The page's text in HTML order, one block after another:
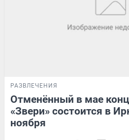
РАЗВЛЕЧЕНИЯ
Отменённый в мае
«Звери» состоится в
ноября